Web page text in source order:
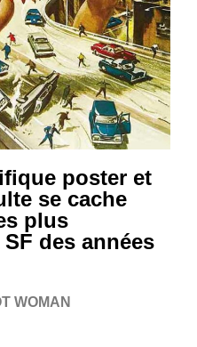
poster et
se cache
plus
des années
WOMAN